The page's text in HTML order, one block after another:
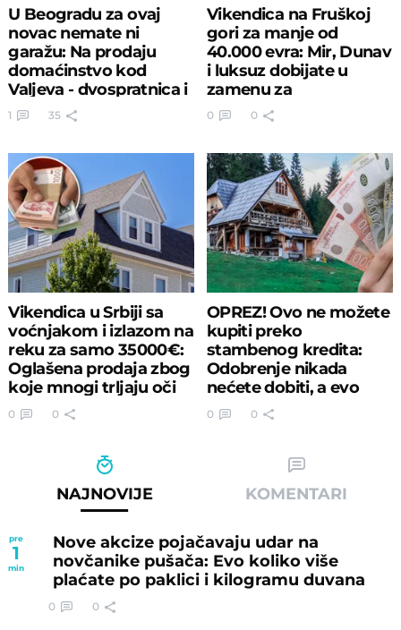
U Beogradu za ovaj
novac nemate ni
garažu: Na prodaju
domaćinstvo kod
Valjeva - dvospratnica i
14 ari placa
1 35
Vikendica na Fruškoj
gori za manje od
40.000 evra: Mir, Dunav
i luksuz dobijate u
zamenu za
AUTOMOBIL
0 0
Vikendica u Srbiji sa
voćnjakom i izlazom na
reku za samo 35000€:
Oglašena prodaja zbog
koje mnogi trljaju oči
0 0
OPREZ! Ovo ne možete
kupiti preko
stambenog kredita:
Odobrenje nikada
nećete dobiti, a evo
zašto
0 0
NAJNOVIJE KOMENTARI
pre
1
min
Nove akcize pojačavaju udar na
novčanike pušača: Evo koliko više
plaćate po paklici i kilogramu duvana
0 0